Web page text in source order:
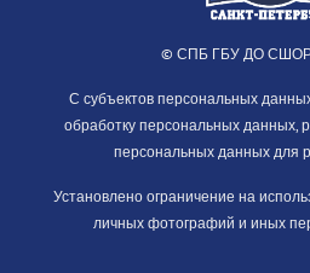
© СПБ ГБУ ДО СШОР
С субъектов персональных
обработку персональных данных,
персональных данных для
Установлено ограничение на
личных фотографий и иных